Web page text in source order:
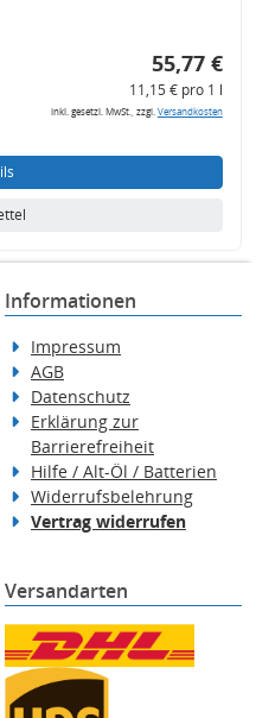
55,77 €
11,15 € pro 1 l
inkl. gesetzl. MwSt., zzgl.Versandkosten
Informationen
Impressum
AGB
Datenschutz
Erklärung zur
Barrierefreiheit
Hilfe / Alt-Öl / Batterien
Widerrufsbelehrung
Vertrag widerrufen
Versandarten